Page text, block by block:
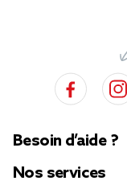
Besoin d’aide ?
Nos services